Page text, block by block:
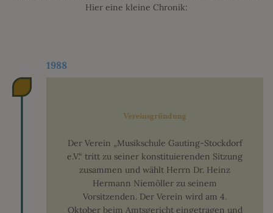
Hier eine kleine Chronik:
1988
Vereinsgründung
Der Verein „Musikschule Gauting-Stockdorf
e.V.“ tritt zu seiner konstituierenden Sitzung
zusammen und wählt Herrn Dr. Heinz
Hermann Niemöller zu seinem
Vorsitzenden. Der Verein wird am 4.
Oktober beim Amtsgericht eingetragen und